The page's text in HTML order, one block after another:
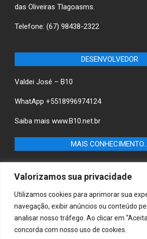
Valorizamos sua privacidade
Utilizamos cookies para aprimorar sua
navegação, exibir anúncios ou conteúdo
analisar nosso tráfego. Ao clicar em
concorda com nosso uso de cookies.
das Oliveiras Tlagoasms.
Telefone: (67) 98438-2322
DESENVOLVEDOR
Valdei José – B10
WhatApp +5518996974124
Saiba mais www.B10.net.br
MAIS CONHECIMENTO…
Castilho-SP e descubra as melhores
locais.
B10 Brasil – Informação e Poder
MAIS CONHECIMENTO…